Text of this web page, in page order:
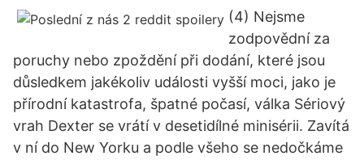
(4) Nejsme
zodpovědní za
poruchy nebo zpoždění při dodání, které jsou
důsledkem jakékoliv události vyšší moci, jako je
přírodní katastrofa, špatné počasí, válka Sériový
vrah Dexter se vrátí v desetidílné minisérii. Zavítá
v ní do New Yorku a podle všeho se nedočkáme